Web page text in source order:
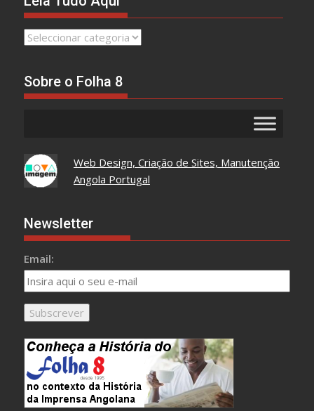
Leia
Sobre o Folha 8
Web Design, Criação de Sites, Manutenção
Angola Portugal
Newsletter
Email: